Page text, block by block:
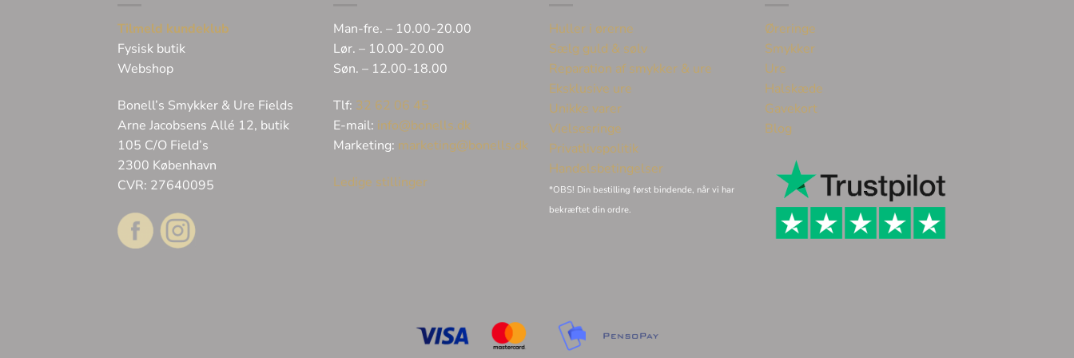
Tilmeld kundeklub
Fysisk butik
Webshop
Bonell’s Smykker & Ure Fields
Arne Jacobsens Allé 12, butik
105 C/O Field’s
2300 København
CVR: 27640095
Man-fre. – 10.00-20.00
Lør. – 10.00-20.00
Søn. – 12.00-18.00
Tlf: 32 62 06 45
E-mail: info@bonells.dk
Marketing: marketing@bonells.dk
Ledige stillinger
Huller i ørerne
Sælg guld & sølv
Reparation af smykker & ure
Eksklusive ure
Unikke varer
Vielsesringe
Privatlivspolitik
Handelsbetingelser
*OBS! Din bestilling først bindende, når vi har
bekræftet din ordre.
Øreringe
Smykker
Ure
Halskæde
Gavekort
Blog